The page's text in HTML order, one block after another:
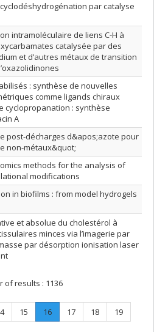
par catalyse
intramoléculaire de liens C-H à
catalysée par des
et d’autres métaux de transition
: synthèse de nouvelles
comme ligands chiraux
cyclopropanation : synthèse
A
post-décharges d&apos;azote pour
non-métaux&quot;
methods for the analysis of
modifications
in biofilms : from model hydrogels
et absolue du cholestérol à
minces via l’imagerie par
par désorption ionisation laser
of results : 1136
Page
15 Page
16.
Current
Page
17 Page
18 Page
19